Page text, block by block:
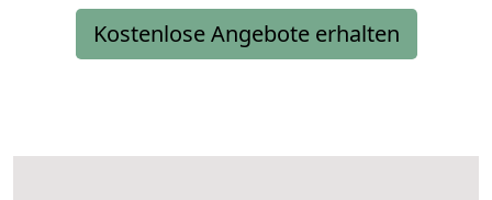
Kostenlose Angebote erhalten